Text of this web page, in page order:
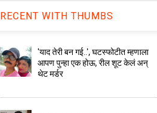
RECENT WITH THUMBS
'याद तेरी बन गई..', घटस्फोटीत म्हणाला
आपण पुन्हा एक होऊ, रील शूट केलं अन्
थेट मर्डर